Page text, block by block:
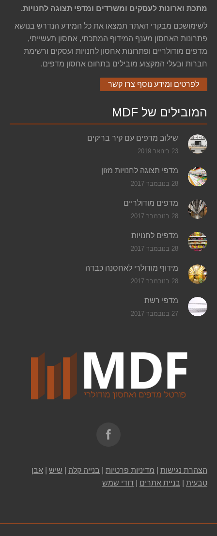
מתכת וארונות לעסקים ומשרדים ומדפי תצוגה לחנויות.
לשימושכם מבקרי האתר תמצאו את כל המידע הנדרש בנושא
פתרונות האחסון מענף המידוף המתכתי, אחסון תעשייתי,
מדפים מודולריים ופתרונות אחסון לחנויות ועסקים ורשימת
חברות ובעלי המקצוע מובילים בתחום אחסון מדפים.
לפרטים ומידע נוסף צרו קשר
המובילים של MDF
שילוב מדפים עם קיר בריקים
23 בינואר 2019
מדפי תצוגה לחנויות מזון
28 בנובמבר 2017
מדפים מודולריים
28 בנובמבר 2017
מדפים לחנויות
28 בנובמבר 2017
מידוף מודולרי לאחסנה כבדה
28 בנובמבר 2017
מדפי רשת
27 בנובמבר 2017
הצהרת נגישות מדיניות פרטיות בנייה קלה שיש
אבן
טבעית
בניית אתרים דודי שמש